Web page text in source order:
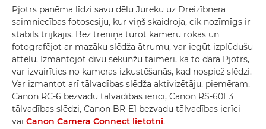
Pjotrs paņēma līdzi savu dēlu Jureku uz Dreizībnera
saimniecības fotosesiju, kur viņš skaidroja, cik nozīmīgs ir
stabils trijkājis. Bez treniņa turot kameru rokās un
fotografējot ar mazāku slēdža ātrumu, var iegūt izplūdušu
attēlu. Izmantojot divu sekunžu taimeri, kā to dara Pjotrs,
var izvairīties no kameras izkustēšanās, kad nospiež slēdzi.
Var izmantot arī tālvadības slēdža aktivizētāju, piemēram,
Canon RC-6 bezvadu tālvadības ierīci, Canon RS-60E3
tālvadības slēdzi, Canon BR-E1 bezvadu tālvadības ierīci
vai Canon Camera Connect lietotni.